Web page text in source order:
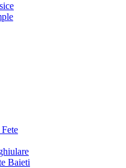
Baieti